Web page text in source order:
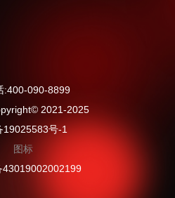
:400-090-8899
2021-2025
19025583号-1
43019002002199